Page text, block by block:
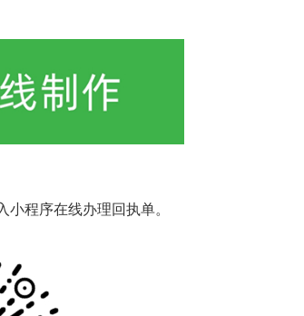
小程序在线办理回执单。